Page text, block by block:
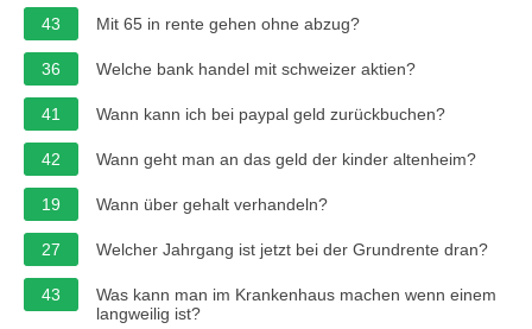
43
Mit 65 in rente gehen ohne abzug?
36 Welche bank handel mit schweizer aktien?
41 Wann kann ich bei paypal geld zurückbuchen?
42 Wann geht man an das geld der kinder altenheim?
19 Wann über gehalt verhandeln?
27 Welcher Jahrgang ist jetzt bei der Grundrente dran?
43
Was kann man im Krankenhaus machen wenn einem
langweilig ist?